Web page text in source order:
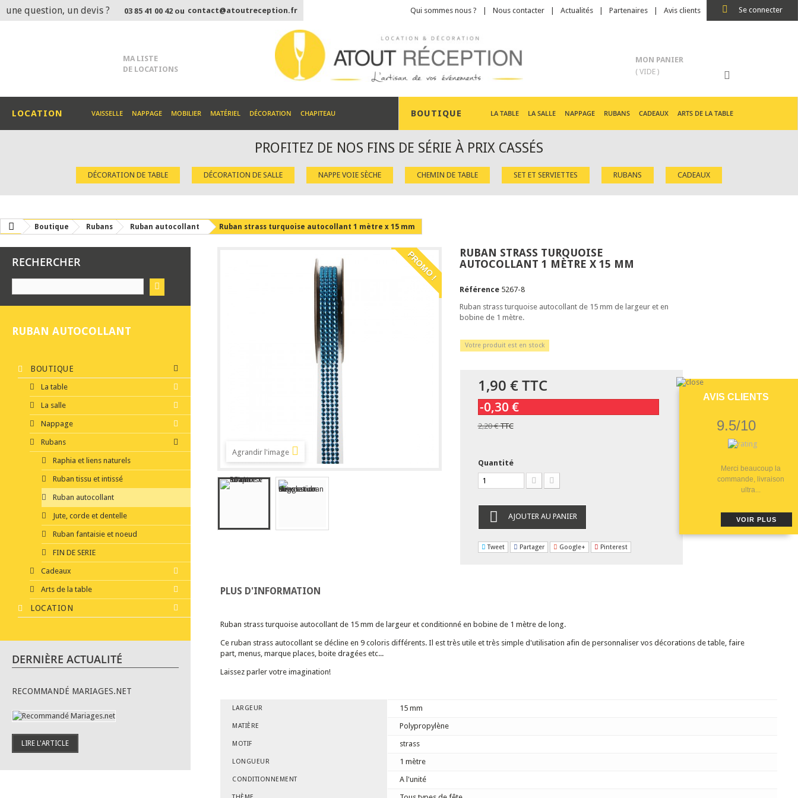
Se connecter
Qui sommes nous ? Nous contacter Actualités Partenaires Avis clients
une question, un devis ? 03 85 41 00 42 ou contact@atoutreception.fr
MA LISTE
DE LOCATIONS
MON PANIER
( VIDE )
LOCATION VAISSELLE NAPPAGE MOBILIER MATÉRIEL DÉCORATION CHAPITEAU BOUTIQUE LA TABLE LA SALLE NAPPAGE RUBANS CADEAUX ARTS DE LA TABLE
PROFITEZ DE NOS FINS DE SÉRIE À PRIX CASSÉS
DÉCORATION DE TABLE DÉCORATION DE SALLE NAPPE VOIE SÈCHE CHEMIN DE TABLE SET ET SERVIETTES RUBANS CADEAUX
Boutique Rubans Ruban autocollant Ruban strass turquoise autocollant 1 mètre x 15 mm
RECHERCHER
RUBAN AUTOCOLLANT
BOUTIQUE
La table
La salle
Nappage
Rubans
Raphia et liens naturels
Ruban tissu et intissé
Ruban autocollant
Jute, corde et dentelle
Ruban fantaisie et noeud
FIN DE SERIE
Cadeaux
Arts de la table
LOCATION
DERNIÈRE ACTUALITÉ
RECOMMANDÉ MARIAGES.NET
LIRE L'ARTICLE
PROMO !
Agrandir l'image
RUBAN STRASS TURQUOISE
AUTOCOLLANT 1 MÈTRE X 15 MM
Référence 5267-8
Ruban strass turquoise autocollant de 15 mm de largeur et en
bobine de 1 mètre.
Votre produit est en stock
1,90 €TTC
-0,30 €
2,20 €TTC
Quantité
AJOUTER AU PANIER
Tweet Partager Google+ Pinterest
PLUS D'INFORMATION
Ruban strass turquoise autocollant de 15 mm de largeur et conditionné en bobine de 1 mètre de long.
Ce ruban strass autocollant se décline en 9 coloris différents. Il est très utile et très simple d'utilisation afin de personnaliser vos décorations de table, faire
part, menus, marque places, boite dragées etc...
Laissez parler votre imagination!
LARGEUR 15 mm
MATIÈRE Polypropylène
MOTIF strass
LONGUEUR 1 mètre
CONDITIONNEMENT A l'unité
AVIS CLIENTS
9.5/10
Merci beaucoup la
commande, livraison
ultra...
VOIR PLUS